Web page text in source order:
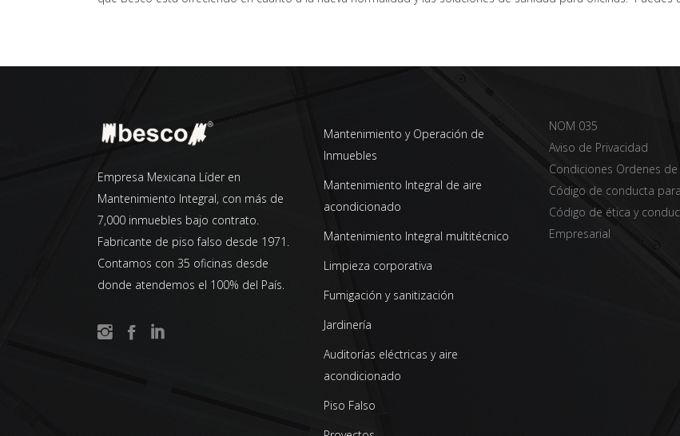
Empresa Mexicana Líder en
Mantenimiento Integral, con más de
7,000 inmuebles bajo contrato.
Fabricante de piso falso desde 1971.
Contamos con 35 oficinas desde
donde atendemos el 100% del País.
Mantenimiento y Operación de
Inmuebles
Mantenimiento Integral de aire
acondicionado
Mantenimiento Integral multitécnico
Limpieza corporativa
Fumigación y sanitización
Jardinería
Auditorías eléctricas y aire
acondicionado
Piso Falso
NOM 035
Aviso de Privacidad
Condiciones Ordenes
Código de conducta
Código de ética y
Empresarial